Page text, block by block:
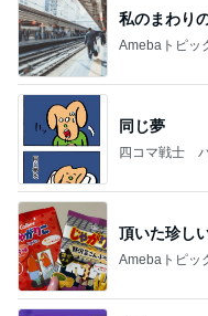
私のまわり
Amebaトピッ
同じ夢
四コマ戦士
頂いた珍し
Amebaトピッ